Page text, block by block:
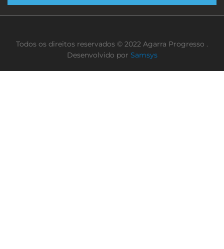
Todos os direitos reservados © 2022 Agarra Progresso .
Desenvolvido por Samsys